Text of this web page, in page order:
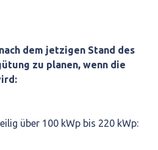
dem jetzigen Stand des
zu planen, wenn die
über 100 kWp bis 220 kWp: